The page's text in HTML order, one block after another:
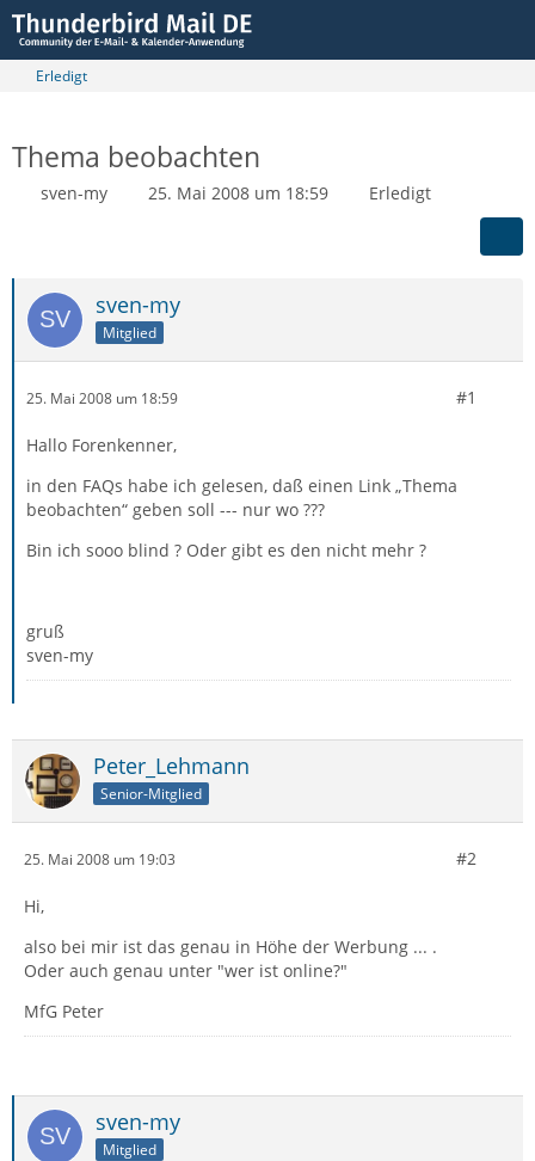
Erledigt
Thema beobachten
sven-my 25. Mai 2008 um 18:59 Erledigt
sven-my
Mitglied
25. Mai 2008 um 18:59 #1
Hallo Forenkenner,
in den FAQs habe ich gelesen, daß einen Link „Thema
beobachten“ geben soll --- nur wo ???
Bin ich sooo blind ? Oder gibt es den nicht mehr ?
gruß
sven-my
Peter_Lehmann
Senior-Mitglied
25. Mai 2008 um 19:03 #2
Hi,
also bei mir ist das genau in Höhe der Werbung ... .
Oder auch genau unter "wer ist online?"
MfG Peter
sven-my
Mitglied